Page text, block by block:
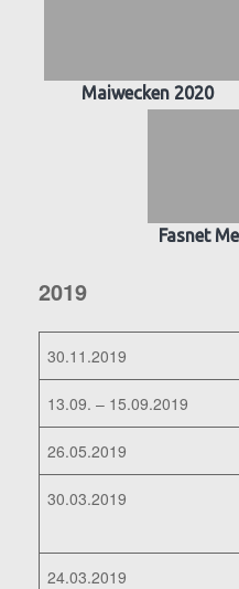
Maiwecken 2020
Fasnet
2019
30.11.2019
13.09. – 15.09.2019
26.05.2019
30.03.2019
24.03.2019